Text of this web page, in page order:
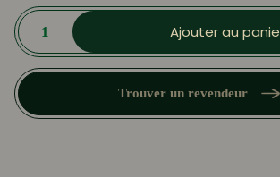
quantité
de
Apéritif
de
Châtaigne
Ajouter au
Trouver un revendeur